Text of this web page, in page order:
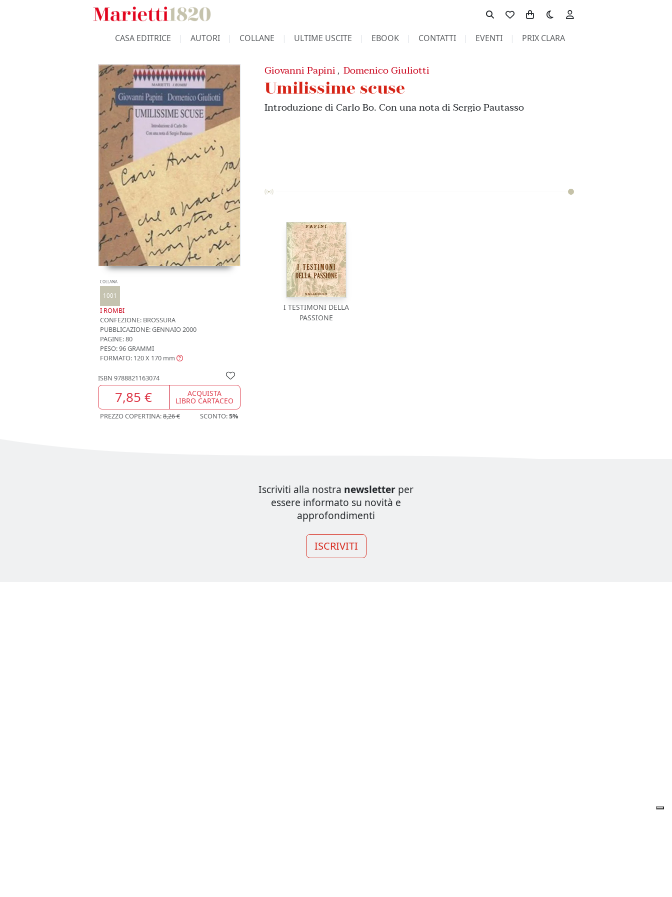
Toggle theme
CASA EDITRICE AUTORI COLLANE ULTIME USCITE EBOOK CONTATTI EVENTI PRIX CLARA
COLLANA
1001
I ROMBI
CONFEZIONE: BROSSURA
PUBBLICAZIONE:GENNAIO 2000
PAGINE: 80
PESO: 96 GRAMMI
FORMATO: 120 X 170 mm
ISBN 9788821163074
7,85 € ACQUISTA
LIBRO CARTACEO
PREZZO COPERTINA:8,26 € SCONTO:5%
Giovanni Papini ,Domenico Giuliotti
Umilissime scuse
Introduzione di Carlo Bo. Con una nota di Sergio Pautasso
I TESTIMONI DELLA
PASSIONE
Iscriviti alla nostra newsletter per
essere informato su novità e
approfondimenti
ISCRIVITI